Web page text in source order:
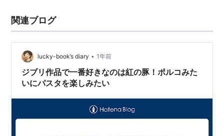
関連ブログ
lucky-book’s diary • 1年前
ジブリ作品で一番好きなのは紅の豚！ポルコみた
いにパスタを楽しみたい